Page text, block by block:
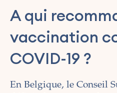
A qui
vaccination
COVID-19 ?
En Belgique, le Conseil